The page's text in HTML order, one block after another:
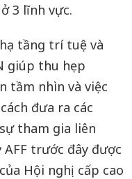
3 lĩnh vực.
tầng trí tuệ và
giúp thu hẹp
tầm nhìn và việc
đưa ra các
tham gia liên
AFF trước đây được
Hội nghị cấp cao